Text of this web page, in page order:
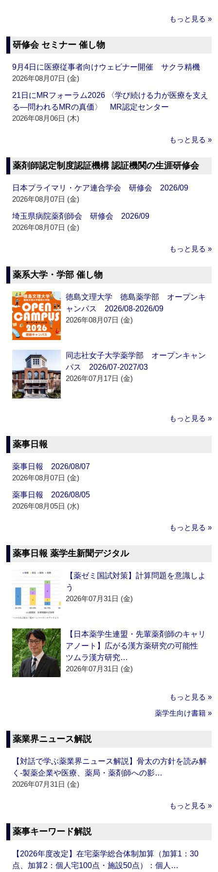
もっと見る »
研修会 セミナー 催し物
9月4日に医療従事者向けウェビナー開催 サクラ精機
2026年08月07日 (金)
21日にMRフォーラム2026 〈学び続ける力が医療を支え
る―問われるMRの真価〉 MR認定センター
2026年08月06日 (木)
もっと見る »
薬剤師認定制度認証機構 認証機関の生涯研修会
日本プライマリ・ケア連合学会 研修会 2026/09
2026年08月07日 (金)
埼玉県病院薬剤師会 研修会 2026/09
2026年08月07日 (金)
もっと見る »
薬系大学・学部 催し物
徳島文理大学 徳島薬学部 オープンキ
ャンパス 2026/08-2026/09
2026年08月07日 (金)
同志社女子大学薬学部 オープンキャン
パス 2026/07-2027/03
2026年07月17日 (金)
もっと見る »
薬事日報
薬事日報 2026/08/07
2026年08月07日 (金)
薬事日報 2026/08/05
2026年08月05日 (水)
もっと見る »
薬事日報 薬学生新聞デジタル
【薬ゼミ国試対策】計算問題を意識しよ
う
2026年07月31日 (金)
【日本薬学生連盟・先輩薬剤師のキャリ
アノート】広がる漢方薬研究の可能性
ツムラ漢方研究…
2026年07月31日 (金)
もっと見る »
薬学生向け書籍 »
薬業界ニュース解説
【対話で学ぶ薬業界ニュース解説】骨太の方針を読み解
く‐製薬企業や医療、薬局・薬剤師への影…
2026年07月31日 (金)
もっと見る »
薬事キーワード解説
【2026年度改定】在宅薬学総合体制加算（加算1：30
点、加算2：個人宅100点・施設50点）：個人…